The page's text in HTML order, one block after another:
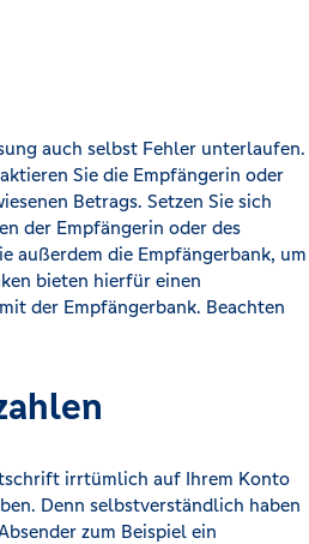
auch selbst Fehler unterlaufen.
Sie die Empfängerin oder
Betrags. Setzen Sie sich
der Empfängerin oder des
außerdem die Empfängerbank, um
bieten hierfür einen
der Empfängerbank. Beachten
irrtümlich auf Ihrem Konto
Denn selbstverständlich haben
zum Beispiel ein